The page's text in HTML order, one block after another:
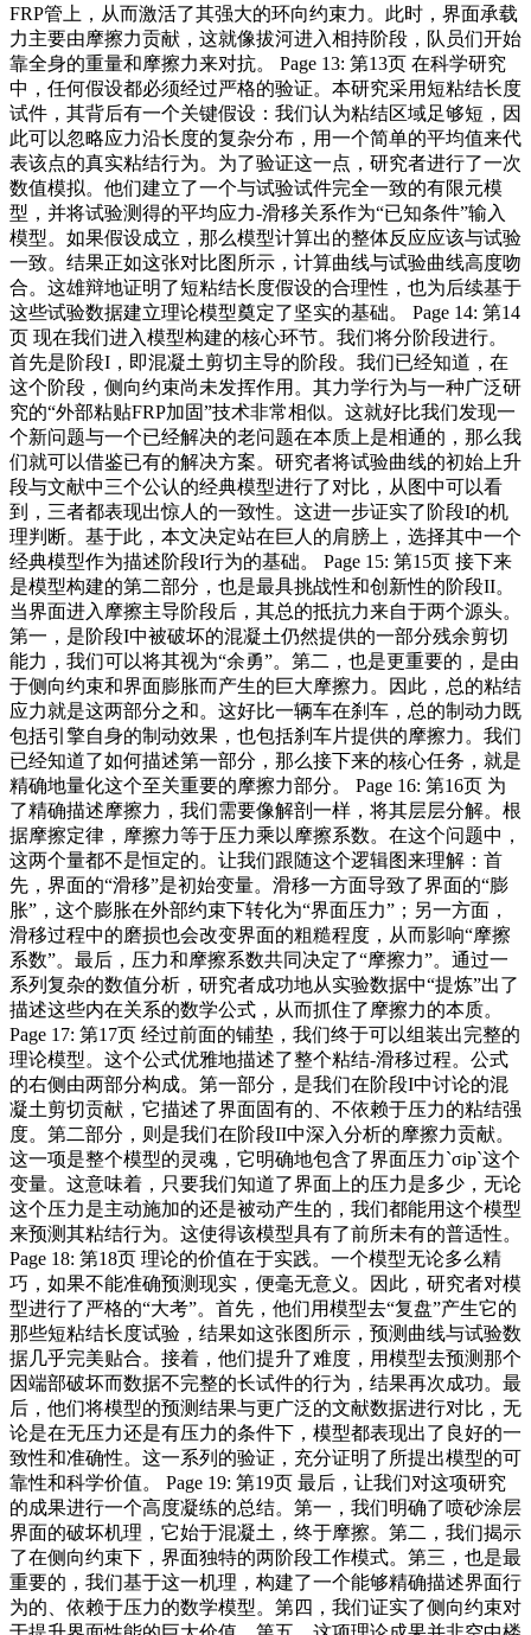
FRP管上，从而激活了其强大的环向约束力。此时，界面承载
力主要由摩擦力贡献，这就像拔河进入相持阶段，队员们开始
靠全身的重量和摩擦力来对抗。 Page 13: 第13页 在科学研究
中，任何假设都必须经过严格的验证。本研究采用短粘结长度
试件，其背后有一个关键假设：我们认为粘结区域足够短，因
此可以忽略应力沿长度的复杂分布，用一个简单的平均值来代
表该点的真实粘结行为。为了验证这一点，研究者进行了一次
数值模拟。他们建立了一个与试验试件完全一致的有限元模
型，并将试验测得的平均应力-滑移关系作为“已知条件”输入
模型。如果假设成立，那么模型计算出的整体反应应该与试验
一致。结果正如这张对比图所示，计算曲线与试验曲线高度吻
合。这雄辩地证明了短粘结长度假设的合理性，也为后续基于
这些试验数据建立理论模型奠定了坚实的基础。 Page 14: 第14
页 现在我们进入模型构建的核心环节。我们将分阶段进行。
首先是阶段I，即混凝土剪切主导的阶段。我们已经知道，在
这个阶段，侧向约束尚未发挥作用。其力学行为与一种广泛研
究的“外部粘贴FRP加固”技术非常相似。这就好比我们发现一
个新问题与一个已经解决的老问题在本质上是相通的，那么我
们就可以借鉴已有的解决方案。研究者将试验曲线的初始上升
段与文献中三个公认的经典模型进行了对比，从图中可以看
到，三者都表现出惊人的一致性。这进一步证实了阶段I的机
理判断。基于此，本文决定站在巨人的肩膀上，选择其中一个
经典模型作为描述阶段I行为的基础。 Page 15: 第15页 接下来
是模型构建的第二部分，也是最具挑战性和创新性的阶段II。
当界面进入摩擦主导阶段后，其总的抵抗力来自于两个源头。
第一，是阶段I中被破坏的混凝土仍然提供的一部分残余剪切
能力，我们可以将其视为“余勇”。第二，也是更重要的，是由
于侧向约束和界面膨胀而产生的巨大摩擦力。因此，总的粘结
应力就是这两部分之和。这好比一辆车在刹车，总的制动力既
包括引擎自身的制动效果，也包括刹车片提供的摩擦力。我们
已经知道了如何描述第一部分，那么接下来的核心任务，就是
精确地量化这个至关重要的摩擦力部分。 Page 16: 第16页 为
了精确描述摩擦力，我们需要像解剖一样，将其层层分解。根
据摩擦定律，摩擦力等于压力乘以摩擦系数。在这个问题中，
这两个量都不是恒定的。让我们跟随这个逻辑图来理解：首
先，界面的“滑移”是初始变量。滑移一方面导致了界面的“膨
胀”，这个膨胀在外部约束下转化为“界面压力”；另一方面，
滑移过程中的磨损也会改变界面的粗糙程度，从而影响“摩擦
系数”。最后，压力和摩擦系数共同决定了“摩擦力”。通过一
系列复杂的数值分析，研究者成功地从实验数据中“提炼”出了
描述这些内在关系的数学公式，从而抓住了摩擦力的本质。
Page 17: 第17页 经过前面的铺垫，我们终于可以组装出完整的
理论模型。这个公式优雅地描述了整个粘结-滑移过程。公式
的右侧由两部分构成。第一部分，是我们在阶段I中讨论的混
凝土剪切贡献，它描述了界面固有的、不依赖于压力的粘结强
度。第二部分，则是我们在阶段II中深入分析的摩擦力贡献。
这一项是整个模型的灵魂，它明确地包含了界面压力`σip`这个
变量。这意味着，只要我们知道了界面上的压力是多少，无论
这个压力是主动施加的还是被动产生的，我们都能用这个模型
来预测其粘结行为。这使得该模型具有了前所未有的普适性。
Page 18: 第18页 理论的价值在于实践。一个模型无论多么精
巧，如果不能准确预测现实，便毫无意义。因此，研究者对模
型进行了严格的“大考”。首先，他们用模型去“复盘”产生它的
那些短粘结长度试验，结果如这张图所示，预测曲线与试验数
据几乎完美贴合。接着，他们提升了难度，用模型去预测那个
因端部破坏而数据不完整的长试件的行为，结果再次成功。最
后，他们将模型的预测结果与更广泛的文献数据进行对比，无
论是在无压力还是有压力的条件下，模型都表现出了良好的一
致性和准确性。这一系列的验证，充分证明了所提出模型的可
靠性和科学价值。 Page 19: 第19页 最后，让我们对这项研究
的成果进行一个高度凝练的总结。第一，我们明确了喷砂涂层
界面的破坏机理，它始于混凝土，终于摩擦。第二，我们揭示
了在侧向约束下，界面独特的两阶段工作模式。第三，也是最
重要的，我们基于这一机理，构建了一个能够精确描述界面行
为的、依赖于压力的数学模型。第四，我们证实了侧向约束对